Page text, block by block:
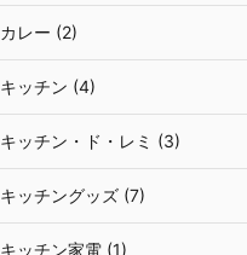
カレー (2)
キッチン (4)
キッチン・ド・レミ (3)
キッチングッズ (7)
キッチン家電 (1)